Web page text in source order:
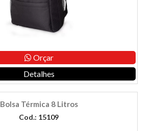
Orçar
Detalhes
Bolsa Térmica 8 Litros
Cod.: 15109